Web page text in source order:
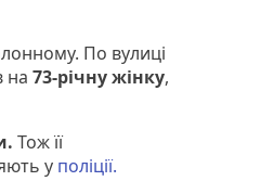
По вулиці
на 73-річну жінку,
Тож її
у поліції.